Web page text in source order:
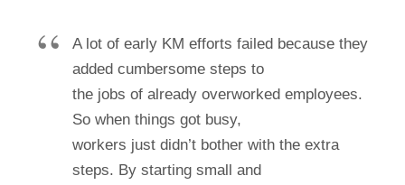
A lot of early KM efforts failed because they
added cumbersome steps to
the jobs of already overworked employees.
So when things got busy,
workers just didn’t bother with the extra
steps. By starting small and